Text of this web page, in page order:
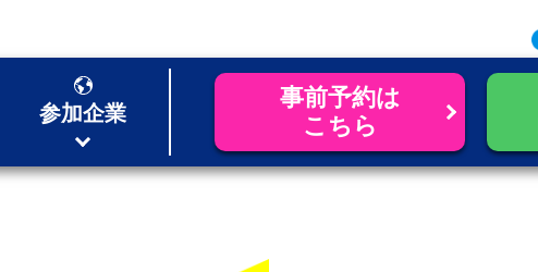
参加企業
事前予約は
こちら